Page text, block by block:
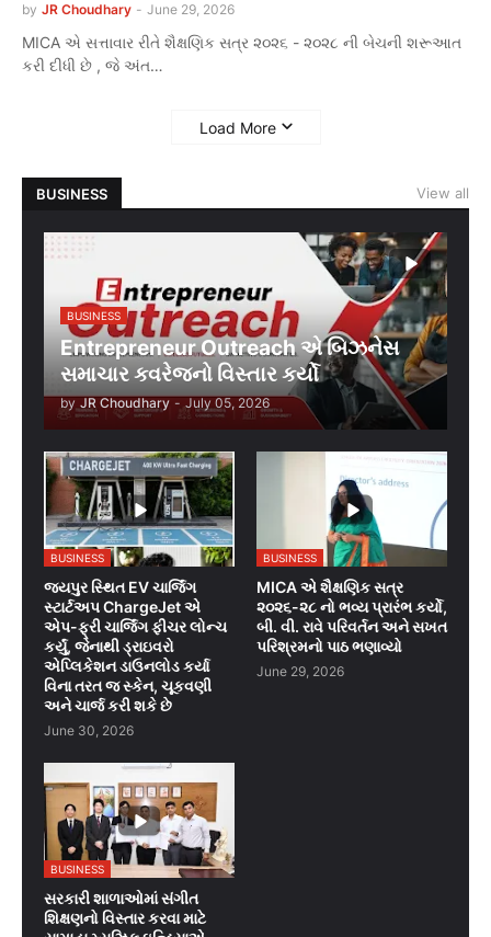
by JR Choudhary - June 29, 2026
MICA એ સત્તાવાર રીતે શૈક્ષણિક સત્ર ૨૦૨૬ - ૨૦૨૮ ની બેચની શરૂઆત
કરી દીધી છે , જે અંત…
Load More
BUSINESS View all
BUSINESS
Entrepreneur Outreach એ બિઝનેસ
સમાચાર કવરેજનો વિસ્તાર કર્યો
by JR Choudhary - July 05, 2026
BUSINESS
જયપુર સ્થિત EV ચાર્જિંગ
સ્ટાર્ટઅપ ChargeJet એ
એપ-ફ્રી ચાર્જિંગ ફીચર લોન્ચ
કર્યું, જેનાથી ડ્રાઇવરો
એપ્લિકેશન ડાઉનલોડ કર્યા
વિના તરત જ સ્કેન, ચૂકવણી
અને ચાર્જ કરી શકે છે
June 30, 2026
BUSINESS
MICA એ શૈક્ષણિક સત્ર
૨૦૨૬-૨૮ નો ભવ્ય પ્રારંભ કર્યો,
બી. વી. રાવે પરિવર્તન અને સખત
પરિશ્રમનો પાઠ ભણાવ્યો
June 29, 2026
BUSINESS
સરકારી શાળાઓમાં સંગીત
શિક્ષણનો વિસ્તાર કરવા માટે